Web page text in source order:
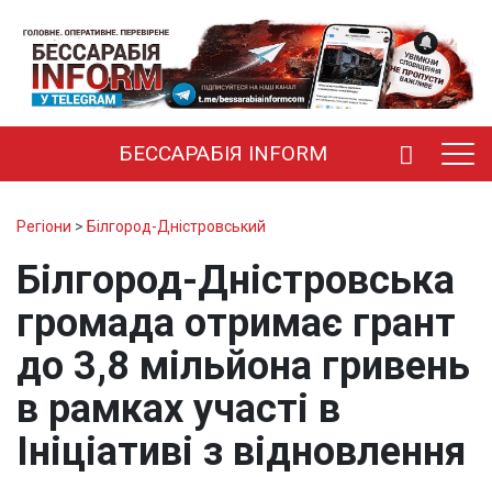
БЕССАРАБІЯ INFORM
Регіони > Білгород-Дністровський
Білгород-Дністровська
громада отримає грант
до 3,8 мільйона гривень
в рамках участі в
Ініціативі з відновлення